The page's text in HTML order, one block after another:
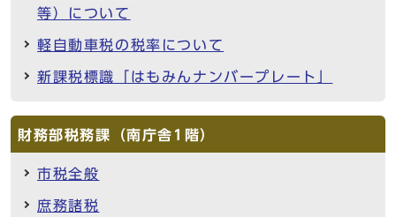
等）について
軽自動車税の税率について
新課税標識「はもみんナンバープレート」
財務部税務課（南庁舎1階）
市税全般
庶務諸税